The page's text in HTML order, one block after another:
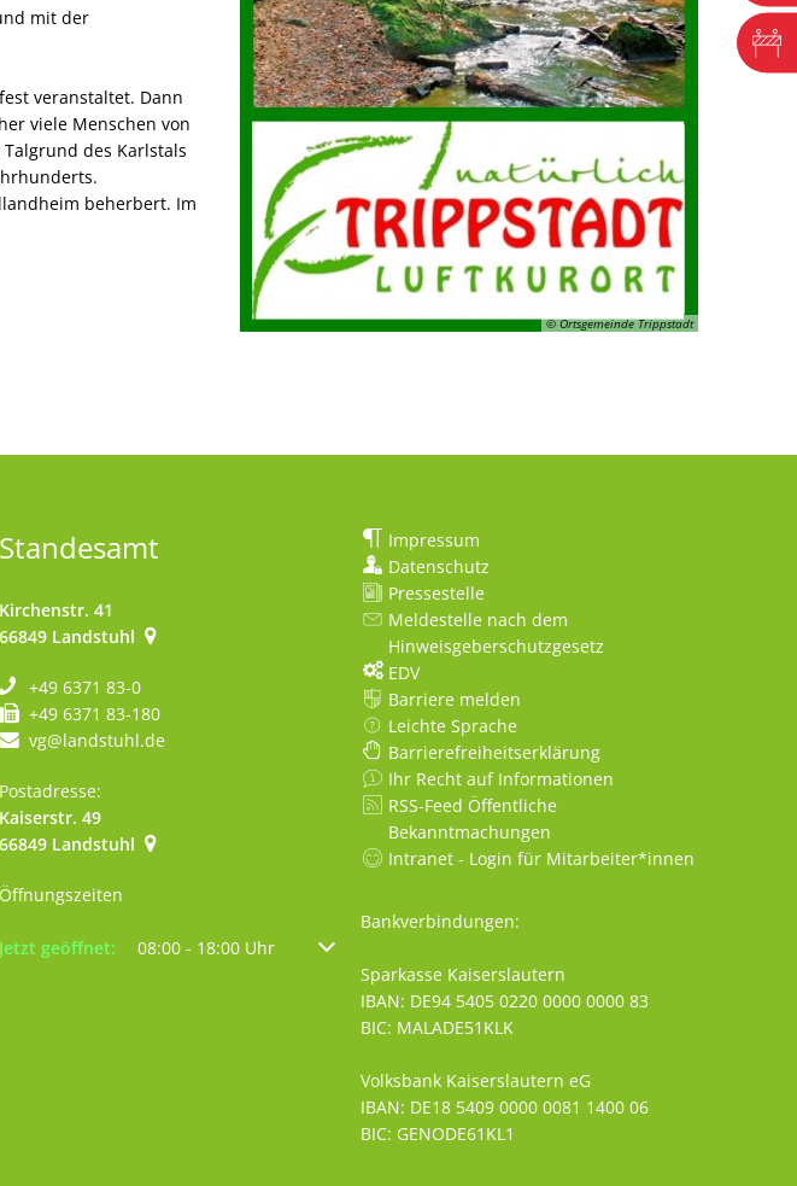
mit der
veranstaltet. Dann
viele Menschen von
des Karlstals
beherbert. Im
© Ortsgemeinde Trippstadt
auszublenden
Standesamt
Kirchenstr. 41
66849 Landstuhl
+49 6371 83-0
+49 6371 83-180
vg@landstuhl.de
Postadresse:
Kaiserstr. 49
66849 Landstuhl
Öffnungszeiten
Klicken, um weitere Öffnungs- oder Schließzeiten auszublenden
Jetzt geöffnet: 08:00 - 18:00 Uhr Von 08:00 bis 18:00 Uhr
Impressum
Datenschutz
Pressestelle
Meldestelle nach dem
Hinweisgeberschutzgesetz
EDV
Barriere melden
Leichte Sprache
Barrierefreiheitserklärung
Ihr Recht auf Informationen
RSS-Feed Öffentliche
Bekanntmachungen
Intranet - Login für Mitarbeiter*innen
Bankverbindungen:
Sparkasse Kaiserslautern
IBAN: DE94 5405 0220 0000 0000 83
BIC: MALADE51KLK
Volksbank Kaiserslautern eG
IBAN: DE18 5409 0000 0081 1400 06
BIC: GENODE61KL1